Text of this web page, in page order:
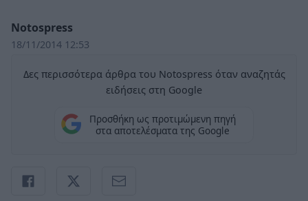
Notospress
18/11/2014 12:53
Δες περισσότερα άρθρα του Notospress όταν αναζητάς
ειδήσεις στη Google
Προσθήκη ως προτιμώμενη πηγή
στα αποτελέσματα της Google